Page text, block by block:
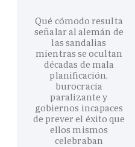
Qué cómodo resulta
señalar al alemán de
las sandalias
mientras se ocultan
décadas de mala
planificación,
burocracia
paralizante y
gobiernos incapaces
de prever el éxito que
ellos mismos
celebraban